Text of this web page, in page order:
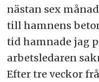
nästan sex
till hamnens
tid hamnade jag
arbetsledaren
Efter tre veckor